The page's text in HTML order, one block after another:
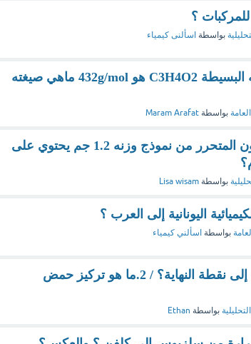
؟
بواسطة اسألنى كيمياء
الوزن الجزيئي لمركب صيغته البسيطة C3H4O2 هو 432g/mol ماهي صيغته
بواسطة Maram Arafat
ما هو وزن ثاني أكسيد الكربون المتحرر من نموذج وزنه 1.2 جم يحتوي على
بواسطة Lisa wisam
اليونانية إلى العرب ؟
بواسطة اسألني كيمياء
1.عند أيِّ حجم وصل التفاعل إلى نقطة النهاية؟ / 2.ما هو تركيز حمض
بواسطة Ethan